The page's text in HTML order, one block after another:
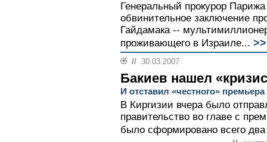
Генеральный прокурор
обвинительное заключение
Гайдамака --
проживающего в Израиле... >>
// 30.03.2007
Бакиев нашел
И отставил «честного» премьера
В Киргизии вчера было
правительство во главе с
было сформировано всего